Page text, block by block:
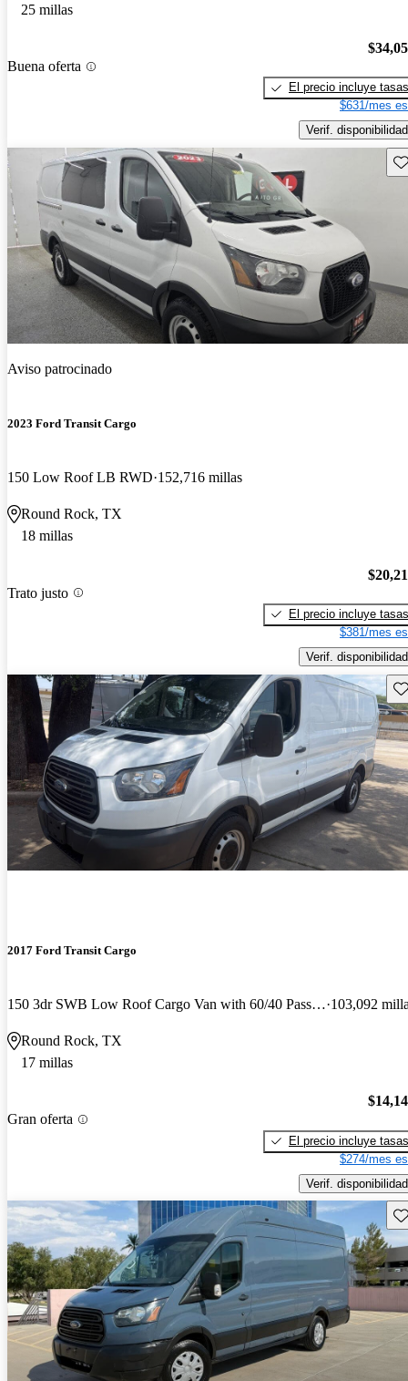
25 millas
Buena oferta
El precio incluye tasas
$631/mes
Verif. disponibilidad
Aviso patrocinado
2023 Ford Transit Cargo
150 Low Roof LB RWD 152,716 millas
Round Rock, TX
18 millas
Trato justo
El precio incluye tasas
$381/mes
Verif. disponibilidad
2017 Ford Transit Cargo
150 3dr SWB Low Roof Cargo Van with 60/40 Passenger Side Doors 103,092
Round Rock, TX
17 millas
Gran oferta
El precio incluye tasas
$274/mes
Verif. disponibilidad